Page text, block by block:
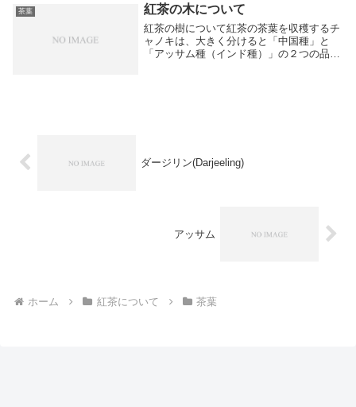
茶葉 紅茶の木について
紅茶の樹について紅茶の茶葉を収穫するチ
ャノキは、大きく分けると「中国種」と
「アッサム種（インド種）」の２つの品種
ダージリン(Darjeeling)
アッサム
ホーム 紅茶について 茶葉